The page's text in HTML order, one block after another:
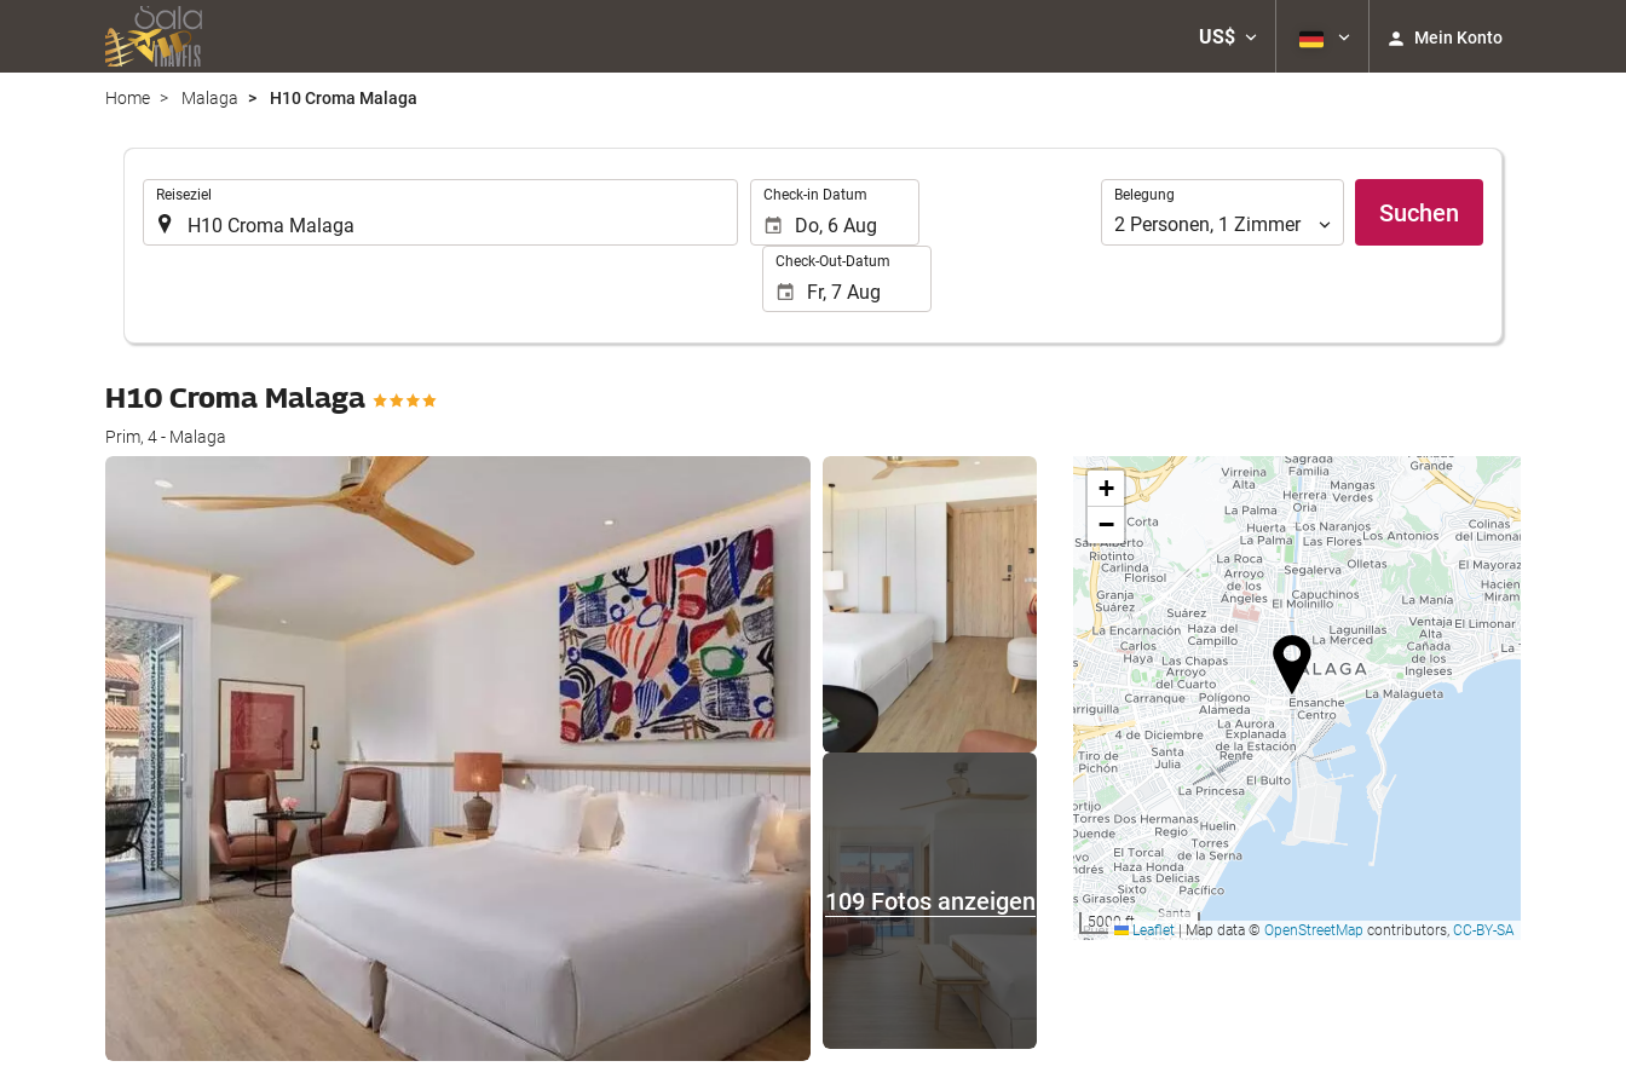
US$ Mein Konto
Home Malaga H10 Croma Malaga
Reiseziel Check-in Datum
Check-Out-Datum
Belegung
Belegung
2 Personen, 1 Zimmer Suchen
H10 Croma Malaga
Prim, 4 - Malaga
109 Fotos anzeigen
109 Fotos anzeigen
+
−
5000 ftLeaflet |Map data © OpenStreetMap contributors, CC-BY-SA